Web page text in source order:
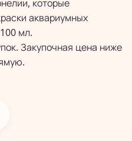
которые
аквариумных
мл.
Закупочная цена ниже